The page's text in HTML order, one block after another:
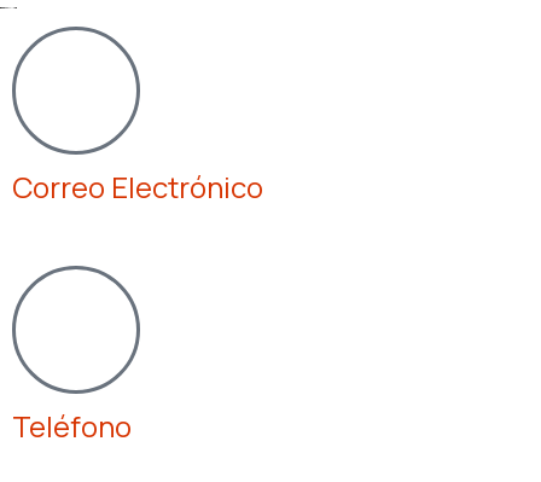
Correo Electrónico
Teléfono